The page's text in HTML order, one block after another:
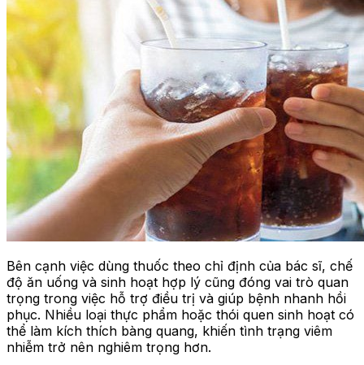
Bên cạnh việc dùng thuốc theo chỉ định của bác sĩ, chế
độ ăn uống và sinh hoạt hợp lý cũng đóng vai trò quan
trọng trong việc hỗ trợ điều trị và giúp bệnh nhanh hồi
phục. Nhiều loại thực phẩm hoặc thói quen sinh hoạt có
thể làm kích thích bàng quang, khiến tình trạng viêm
nhiễm trở nên nghiêm trọng hơn.